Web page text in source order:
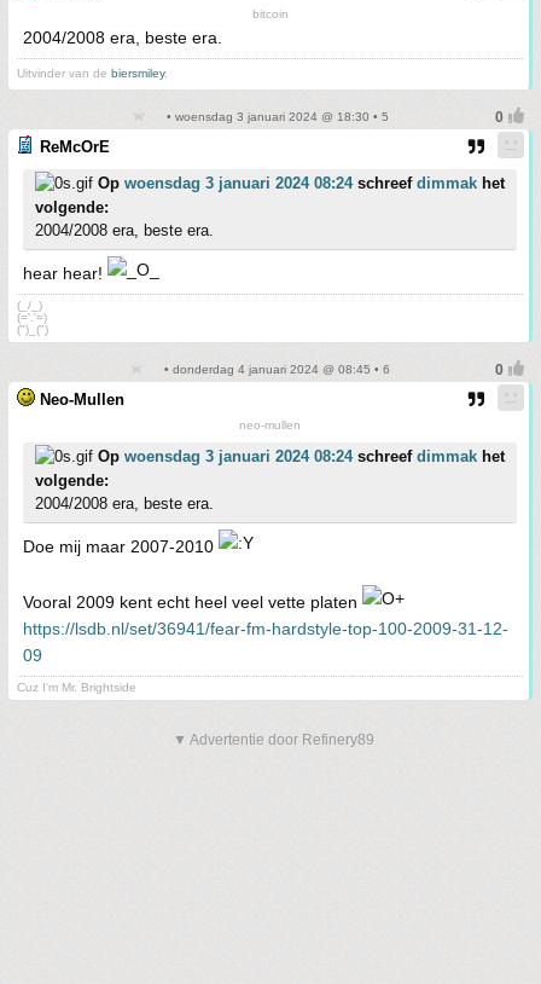
bitcoin
2004/2008 era, beste era.
Uitvinder van de biersmiley.
• woensdag 3 januari 2024 @ 18:30 • 5
ReMcOrE
Op woensdag 3 januari 2024 08:24schreef dimmak het
volgende:
2004/2008 era, beste era.
hear hear!
(_/_)
(='.'=)
(")_(")
• donderdag 4 januari 2024 @ 08:45 • 6
Neo-Mullen
neo-mullen
Op woensdag 3 januari 2024 08:24schreef dimmak het
volgende:
2004/2008 era, beste era.
Doe mij maar 2007-2010
Vooral 2009 kent echt heel veel vette platen
https://lsdb.nl/set/36941/fear-fm-hardstyle-top-100-2009-31-12-
09
Cuz I'm Mr. Brightside
▼ Advertentie door Refinery89